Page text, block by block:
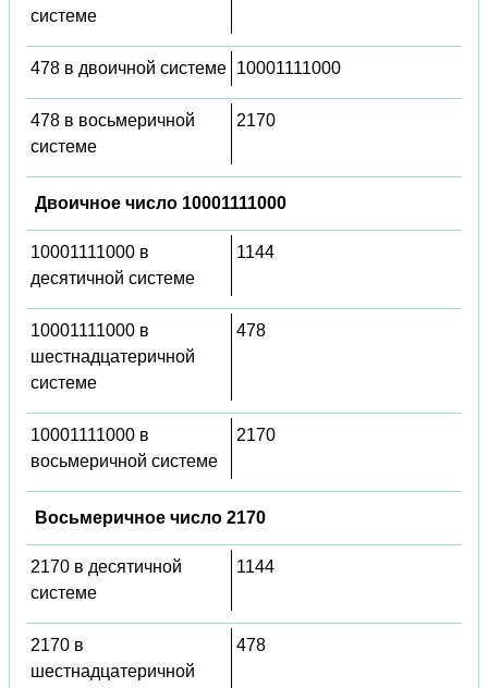
системе
478 в двоичной системе 10001111000
478 в восьмеричной
системе
2170
Двоичное число 10001111000
10001111000 в
десятичной системе
1144
10001111000 в
шестнадцатеричной
системе
478
10001111000 в
восьмеричной системе
2170
Восьмеричное число 2170
2170 в десятичной
системе
1144
2170 в
шестнадцатеричной
478